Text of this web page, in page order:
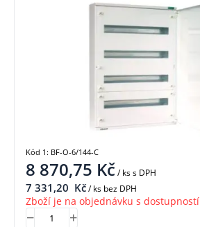
8 870,75 Kč/ kss DPH
7 331,20 Kč/ ks bez DPH
Zboží je na objednávku s dostupností
Kód 1: BF-O-6/144-C